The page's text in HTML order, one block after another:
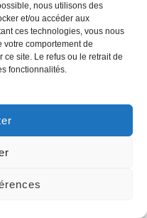
nous utilisons des
et/ou accéder aux
ces technologies, vous nous
comportement de
site. Le refus ou le retrait de
fonctionnalités.
et
projet ACV